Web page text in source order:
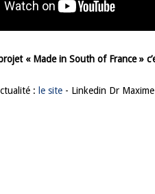
« Made in South of France »
: le site - Linkedin Dr